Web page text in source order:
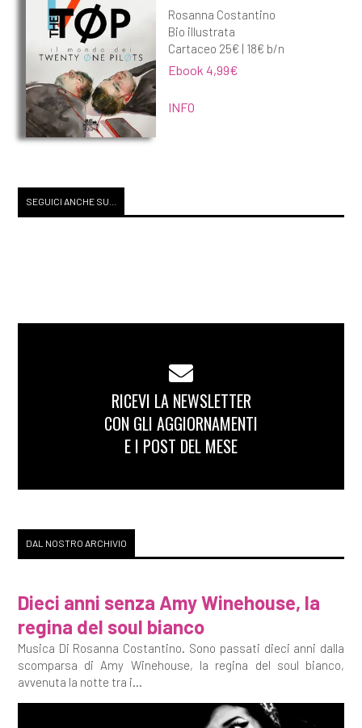
Rosanna Costantino
Bio illustrata
Cartaceo 25€ | 18€ b/n
Ebook 4,99€
INFO
SEGUICI ANCHE SU...
RICEVI LA NEWSLETTER
CON GLI AGGIORNAMENTI
E I POST DEL MESE
DAL NOSTRO ARCHIVIO
Dieci anni senza Amy Winehouse, la
regina del soul bianco
Musica Di Rosanna Costantino. Sono passati dieci anni dalla
scomparsa di Amy Winehouse, la regina del soul bianco,
avvenuta la notte tra i...